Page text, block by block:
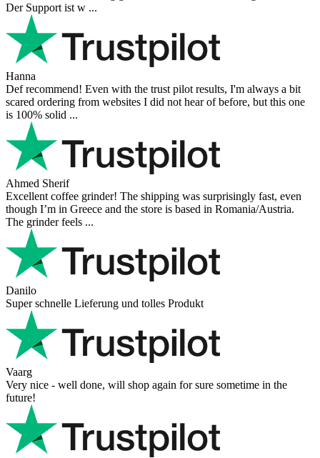
Der Support ist w ...
Hanna
Def recommend! Even with the trust pilot results, I'm always a bit
scared ordering from websites I did not hear of before, but this one
is 100% solid ...
Ahmed Sherif
Excellent coffee grinder! The shipping was surprisingly fast, even
though I’m in Greece and the store is based in Romania/Austria.
The grinder feels ...
Danilo
Super schnelle Lieferung und tolles Produkt
Vaarg
Very nice - well done, will shop again for sure sometime in the
future!